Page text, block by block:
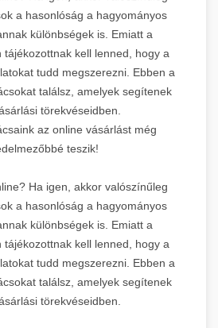
a hasonlóság a hagyományos
különbségek is. Emiatt a
tájékozottnak kell lenned, hogy a
tudd megszerezni. Ebben a
találsz, amelyek segítenek
törekvéseidben.
az online vásárlást még
teszik!
Ha igen, akkor valószínűleg
a hasonlóság a hagyományos
különbségek is. Emiatt a
tájékozottnak kell lenned, hogy a
tudd megszerezni. Ebben a
találsz, amelyek segítenek
törekvéseidben.